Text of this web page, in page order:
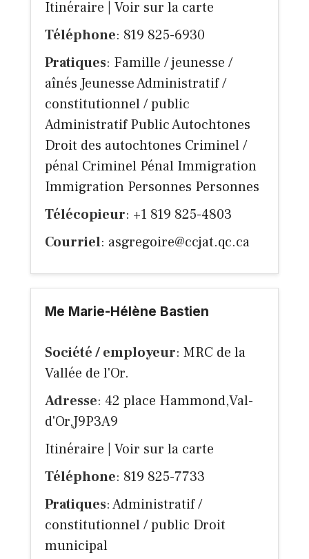
Itinéraire
Voir sur la carte
Téléphone: 819 825-6930
Pratiques: Famille / jeunesse /
aînés Jeunesse Administratif /
constitutionnel / public
Administratif Public Autochtones
Droit des autochtones Criminel /
pénal Criminel Pénal Immigration
Immigration Personnes Personnes
Télécopieur: +1 819 825-4803
Courriel: asgregoire@ccjat.qc.ca
Me Marie-Hélène Bastien
Société / employeur: MRC de la
Vallée de l'Or.
Adresse: 42 place Hammond,Val-
d'Or,J9P3A9
Itinéraire
Voir sur la carte
Téléphone: 819 825-7733
Pratiques: Administratif /
constitutionnel / public Droit
municipal